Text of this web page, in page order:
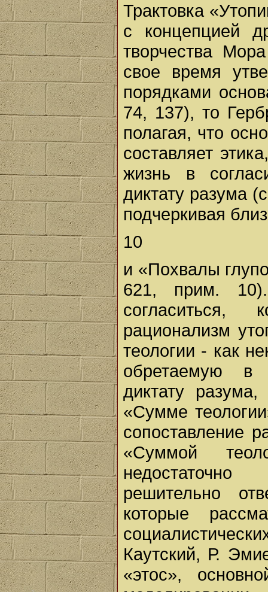
Трактовка
с концепцией
творчества
свое время
порядками
74, 137), то
полагая, что
составляет
жизнь в
диктату разума
подчеркивая
10
и «Похвалы
621, прим.
согласиться,
рационализм
теологии - как
обретаемую в
диктату
«Сумме
сопоставление
«Суммой
недостаточно
решительно
которые
Каутский, Р.
«этос»,